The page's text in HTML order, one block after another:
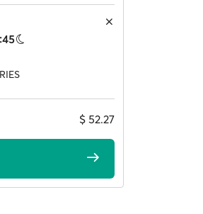
$ 52.27